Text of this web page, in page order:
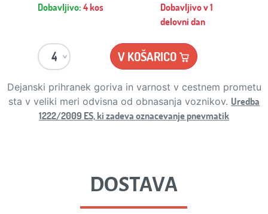
Dobavljivo:4 kos
Dobavljivo v 1
delovni dan
V KOŠARICO
Dejanski prihranek goriva in varnost v cestnem prometu
sta v veliki meri odvisna od obnasanja voznikov. Uredba
1222/2009 ES, ki zadeva oznacevanje pnevmatik
DOSTAVA